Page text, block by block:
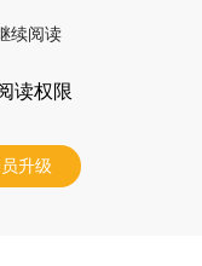
续阅读
读权限
升级